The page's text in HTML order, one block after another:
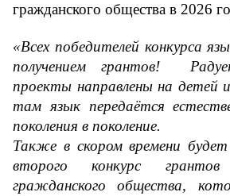
гражданского общества в 2026
«Всех победителей конкурса
получением грантов!
проекты направлены на детей
там язык передаётся
поколения в поколение.
Также в скором времени
второго конкурс
гражданского общества,